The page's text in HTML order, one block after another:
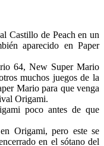
Castillo de Peach en un
aparecido en Paper
64, New Super Mario
muchos juegos de la
Mario para que venga
Origami.
poco antes de que
Origami, pero este se
en el sótano del